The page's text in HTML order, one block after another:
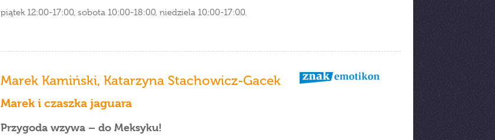
piątek 12:00-17:00, sobota 10:00-18:00, niedziela 10:00-17:00.
Marek Kamiński, Katarzyna Stachowicz-Gacek
Marek i czaszka jaguara
Przygoda wzywa – do Meksyku!